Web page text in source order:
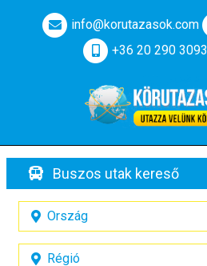
info@korutazasok.com
+36 20 290 3093
Buszos utak kereső